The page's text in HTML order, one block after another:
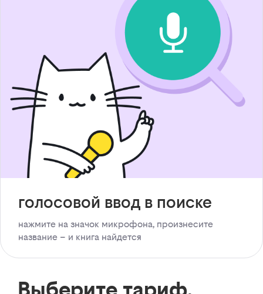
голосовой ввод в поиске
нажмите на значок микрофона, произнесите
название – и книга найдется